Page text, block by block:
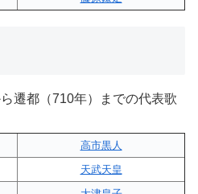
遷都（710年）までの代表歌
高市黒人
天武天皇